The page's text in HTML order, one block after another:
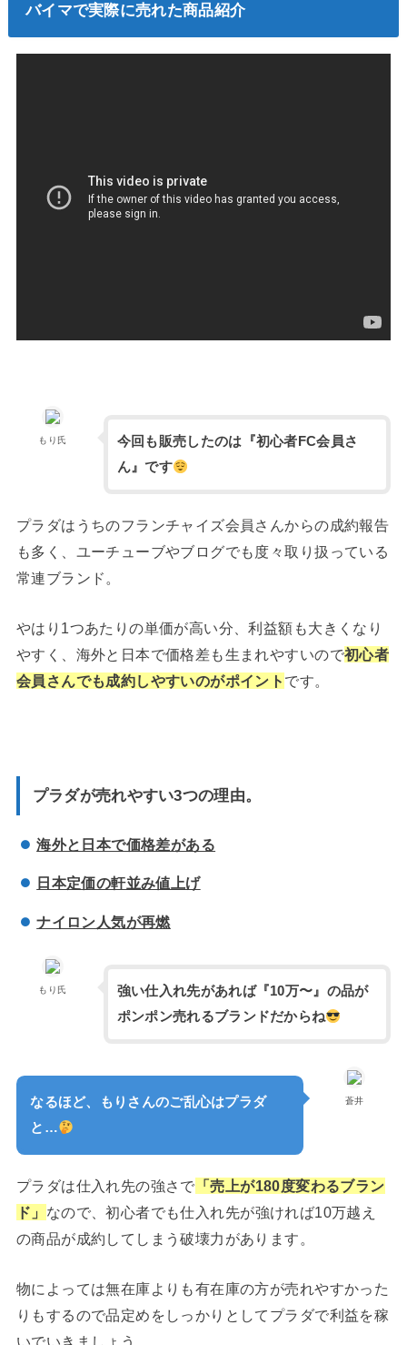
バイマで実際に売れた商品紹介
もり氏
今回も販売したのは『初心者FC会員さ
ん』です
プラダはうちのフランチャイズ会員さんからの成約報告
も多く、ユーチューブやブログでも度々取り扱っている
常連ブランド。
やはり1つあたりの単価が高い分、利益額も大きくなり
やすく、海外と日本で価格差も生まれやすいので初心者
会員さんでも成約しやすいのがポイント です。
プラダが売れやすい3つの理由。
海外と日本で価格差がある
日本定価の軒並み値上げ
ナイロン人気が再燃
もり氏
強い仕入れ先があれば『10万〜』の品が
ポンポン売れるブランドだからね
蒼井
なるほど、もりさんのご乱心はプラダ
と…
プラダは仕入れ先の強さで 「売上が180度変わるブラン
ド」 なので、初心者でも仕入れ先が強ければ10万越え
の商品が成約してしまう破壊力があります。
物によっては無在庫よりも有在庫の方が売れやすかった
りもするので品定めをしっかりとしてプラダで利益を稼
いでいきましょう。